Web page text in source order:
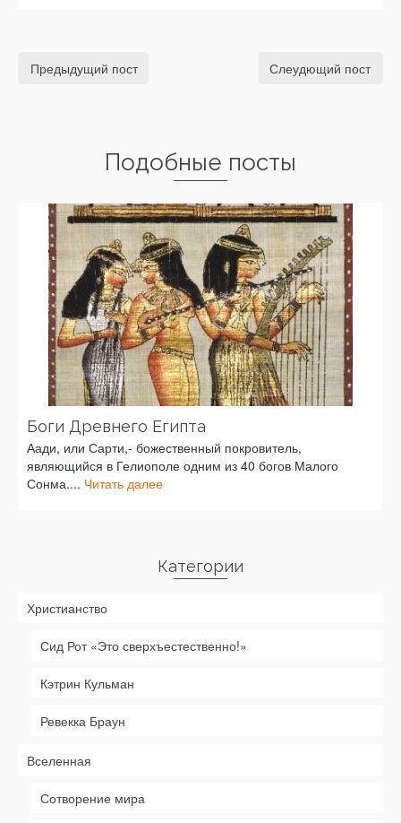
Предыдущий пост Слеудющий пост
Подобные посты
Боги Древнего Египта
Аади, или Сарти,- божественный покровитель,
являющийся в Гелиополе одним из 40 богов Малого
Сонма.... Читать далее
Категории
Христианство
Сид Рот «Это сверхъестественно!»
Кэтрин Кульман
Ревекка Браун
Вселенная
Сотворение мира